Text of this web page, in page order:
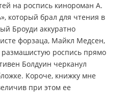
на роспись кинороман А.
который брал для чтения в
Броуди аккуратно
форзаца, Майкл Медсен,
роспись прямо
Болдуин черканул
Короче, книжку мне
при этом ее